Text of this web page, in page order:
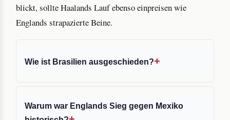
blickt, sollte Haalands Lauf ebenso einpreisen wie
Englands strapazierte Beine.
Wie ist Brasilien ausgeschieden?
Warum war Englands Sieg gegen Mexiko